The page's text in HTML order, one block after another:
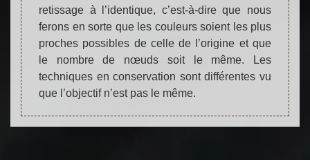
retissage à l’identique, c’est-à-dire que nous
ferons en sorte que les couleurs soient les plus
proches possibles de celle de l’origine et que
le nombre de nœuds soit le même. Les
techniques en conservation sont différentes vu
que l’objectif n’est pas le même.